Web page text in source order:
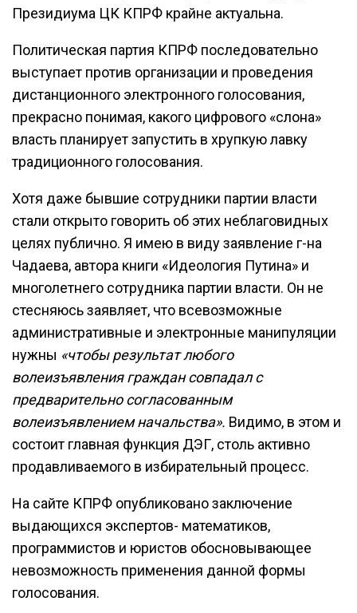
Президиума ЦК КПРФ крайне актуальна.
Политическая партия КПРФ последовательно
выступает против организации и проведения
дистанционного электронного голосования,
прекрасно понимая, какого цифрового «слона»
власть планирует запустить в хрупкую лавку
традиционного голосования.
Хотя даже бывшие сотрудники партии власти
стали открыто говорить об этих неблаговидных
целях публично. Я имею в виду заявление г-на
Чадаева, автора книги «Идеология Путина» и
многолетнего сотрудника партии власти. Он не
стесняюсь заявляет, что всевозможные
административные и электронные манипуляции
нужны «чтобы результат любого
волеизъявления граждан совпадал с
предварительно согласованным
волеизъявлением начальства». Видимо, в этом и
состоит главная функция ДЭГ, столь активно
продавливаемого в избирательный процесс.
На сайте КПРФ опубликовано заключение
выдающихся экспертов- математиков,
программистов и юристов обосновывающее
невозможность применения данной формы
голосования.